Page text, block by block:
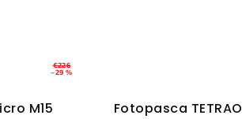
€226
–29 %
M15
Fotopasca TETRAO